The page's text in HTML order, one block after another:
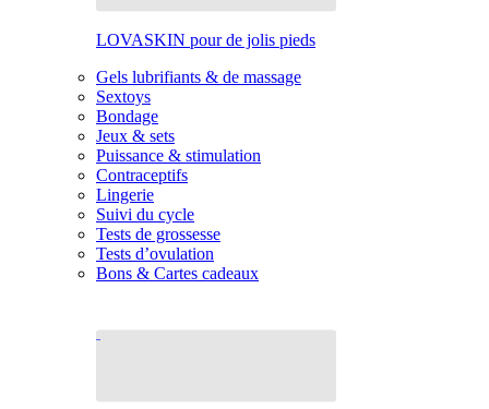
LOVASKIN pour de jolis pieds
Gels lubrifiants & de massage
Sextoys
Bondage
Jeux & sets
Puissance & stimulation
Contraceptifs
Lingerie
Suivi du cycle
Tests de grossesse
Tests d’ovulation
Bons & Cartes cadeaux